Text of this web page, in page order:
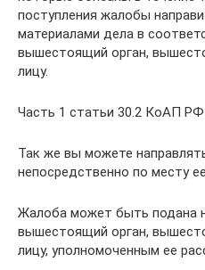
поступления жалобы
материалами дела в
вышестоящий орган,
лицу.
Часть 1 статьи 30.2 КоАП РФ
Так же вы можете
непосредственно по месту
Жалоба может быть подана
вышестоящий орган,
лицу, уполномоченным ее